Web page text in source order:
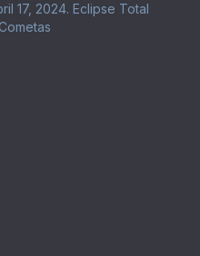
17, 2024. Eclipse Total